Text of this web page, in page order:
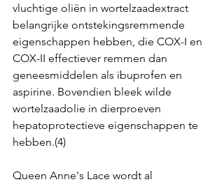
vluchtige oliën in wortelzaadextract
belangrijke ontstekingsremmende
eigenschappen hebben, die COX-I en
COX-II effectiever remmen dan
geneesmiddelen als ibuprofen en
aspirine. Bovendien bleek wilde
wortelzaadolie in dierproeven
hepatoprotectieve eigenschappen te
hebben.(4)
Queen Anne's Lace wordt al